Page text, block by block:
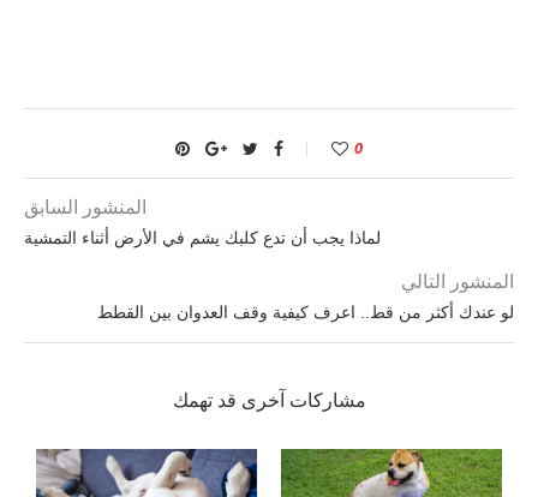
0
المنشور السابق
لماذا يجب أن تدع كلبك يشم في الأرض أثناء التمشية
المنشور التالي
لو عندك أكثر من قط.. اعرف كيفية وقف العدوان بين القطط
مشاركات آخرى قد تهمك